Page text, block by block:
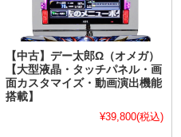
【中古】デー太郎Ω（オメガ）
【大型液晶・タッチパネル・画
面カスタマイズ・動画演出機能
搭載】
¥39,800(税込)